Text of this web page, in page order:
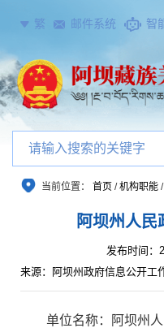
繁 邮件系统 智
当前位置： 首页 /机构职能 /
阿坝州人民
发布时间：
来源：阿坝州政府信息公开工
单位名称：阿坝州人